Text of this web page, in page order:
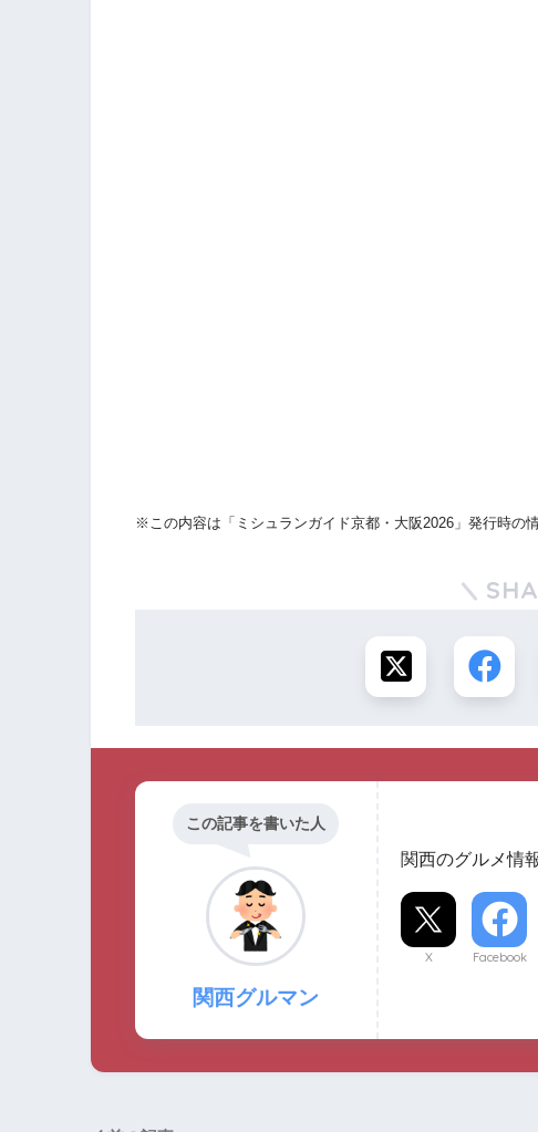
※この内容は「ミシュランガイド京都・大阪2026」発行時の
この記事を書いた人
関西グルマン
関西のグルメ情
X Facebook